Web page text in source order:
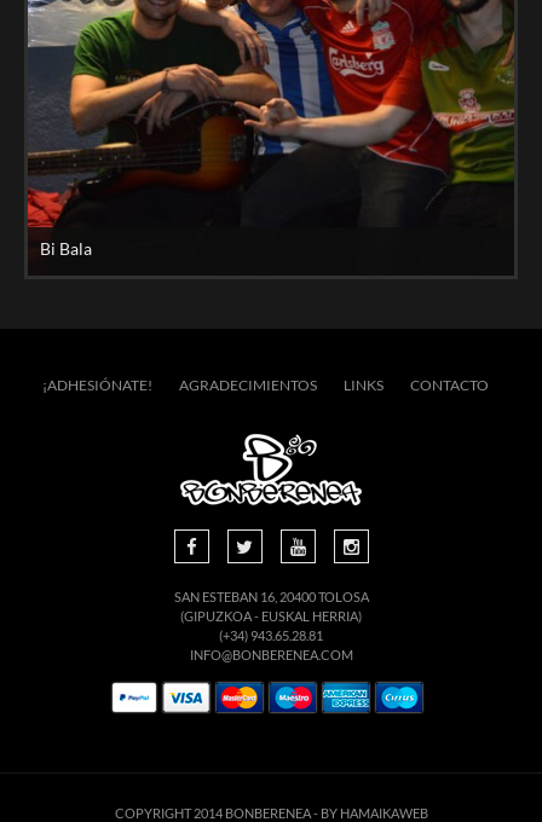
Bi Bala
¡ADHESIÓNATE! AGRADECIMIENTOS LINKS CONTACTO
SAN ESTEBAN 16, 20400 TOLOSA
(GIPUZKOA - EUSKAL HERRIA)
(+34) 943.65.28.81
INFO@BONBERENEA.COM
COPYRIGHT 2014 BONBERENEA - BY HAMAIKAWEB